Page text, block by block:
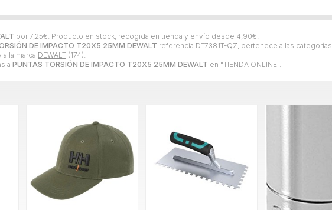
por 7,25€. Producto en stock, recogida en tienda y envío desde 4,90€.
DE IMPACTO T20X5 25MM DEWALT referencia DT7381T-QZ, pertenece a las categorías
a la marca DEWALT (174).
a PUNTAS TORSIÓN DE IMPACTO T20X5 25MM DEWALT en "TIENDA ONLINE".